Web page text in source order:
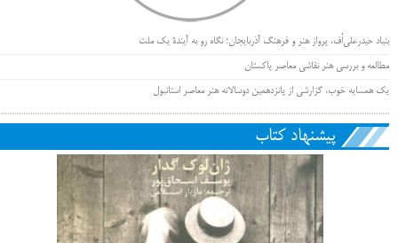
بنیاد حیدرعلی‌اُف، پرواز هنر و فرهنگ آذربایجان؛ نگاه رو به آیندۀ یک ملت
مطالعه و بررسی هنر نقاشی معاصر پاکستان
یک همسایه خوب، گزارشی از پانزدهمین دوسالانه هنر معاصر استانبول
پیشنهاد کتاب